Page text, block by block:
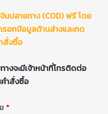
นปลายทาง (COD) ฟรี โดย
รอกข้อมูลด้านล่างและกด
สั่งซื้อ
างจะมีเจ้าหน้าที่โทรติดต่อ
ำสั่งซื้อ
*